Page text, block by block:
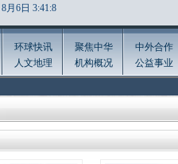
8月6日 3:41:10
环球快讯
人文地理
聚焦中华
机构概况
中外合作
公益事业